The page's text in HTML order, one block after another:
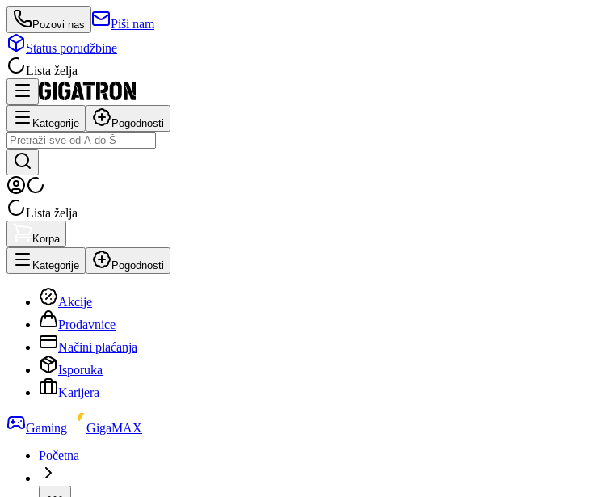
Pozovi nas
Piši nam
Status porudžbine
Lista želja
Kategorije Pogodnosti
Lista želja
Korpa
Kategorije Pogodnosti
Akcije
Prodavnice
Načini plaćanja
Isporuka
Karijera
Gaming
GigaMAX
Početna